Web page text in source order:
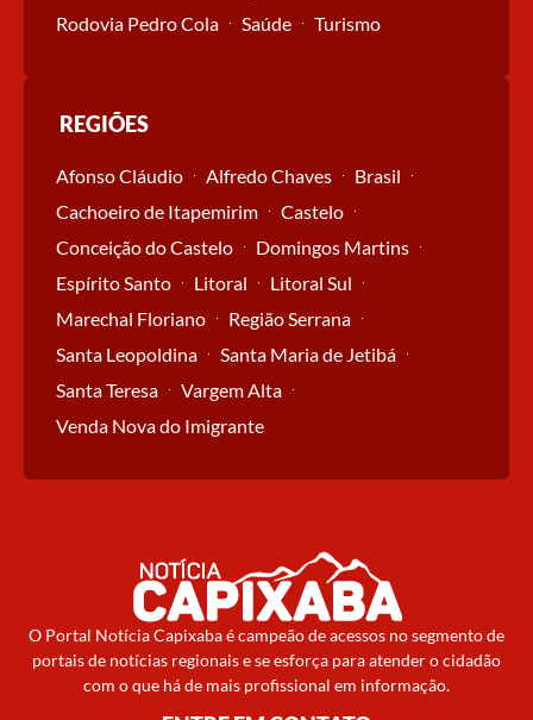
Rodovia Pedro Cola
Saúde Turismo
REGIÕES
Afonso Cláudio Alfredo Chaves
Brasil
Cachoeiro de Itapemirim
Castelo
Conceição do Castelo
Domingos Martins
Espírito Santo
Litoral
Litoral Sul
Marechal Floriano
Região Serrana
Santa Leopoldina
Santa Maria de Jetibá
Santa Teresa
Vargem Alta
Venda Nova do Imigrante
O Portal Notícia Capixaba é campeão de acessos no segmento de
portais de notícias regionais e se esforça para atender o cidadão
com o que há de mais profissional em informação.